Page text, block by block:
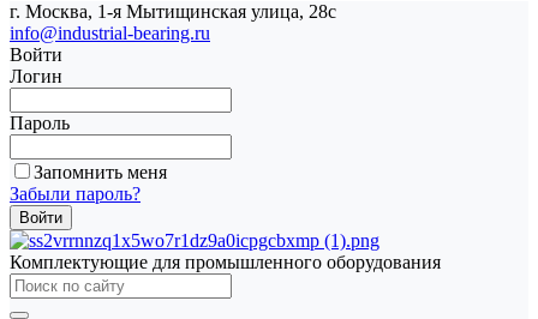
г. Москва, 1-я Мытищинская улица, 28с
info@industrial-bearing.ru
Войти
Логин
Пароль
Запомнить меня
Забыли пароль?
Комплектующие для промышленного оборудования